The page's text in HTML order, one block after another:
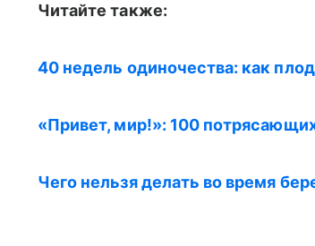
Читайте также:
40 недель одиночества: как
«Привет, мир!»: 100
Чего нельзя делать во время